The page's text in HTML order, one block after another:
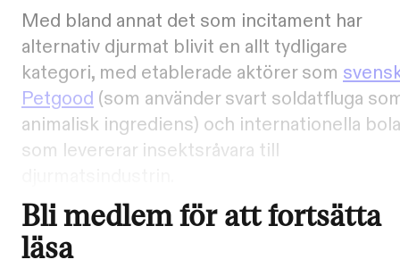
Med bland annat det som incitament har
alternativ djurmat blivit en allt tydligare
kategori, med etablerade aktörer som
Petgood (som använder svart soldatfluga
animalisk ingrediens) och internationella
som levererar insektsråvara till
Bli medlem för att fortsätta
läsa